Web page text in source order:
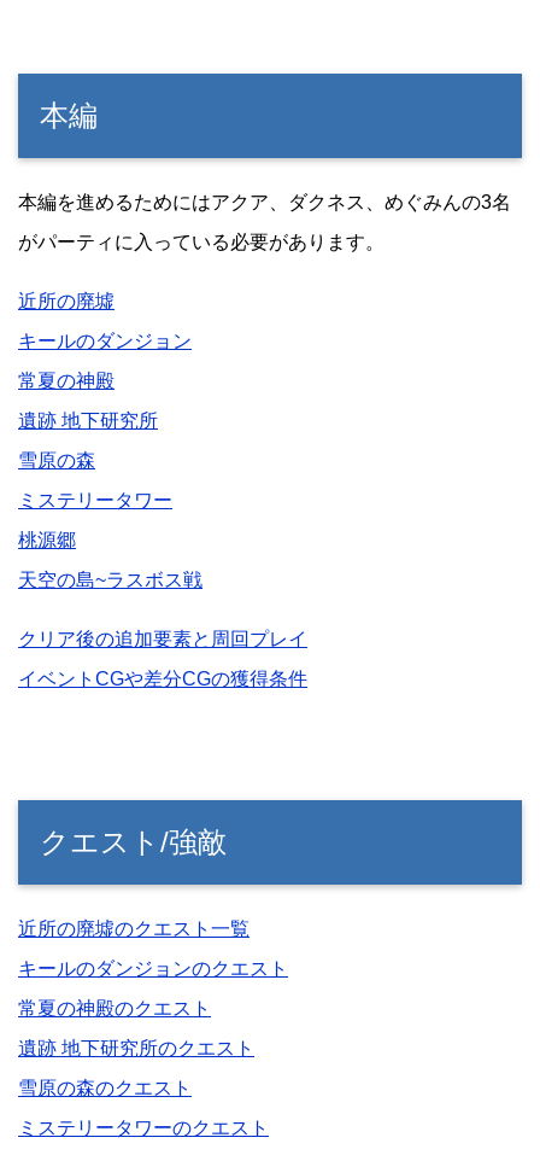
本編
本編を進めるためにはアクア、ダクネス、めぐみんの3名
がパーティに入っている必要があります。
近所の廃墟
キールのダンジョン
常夏の神殿
遺跡 地下研究所
雪原の森
ミステリータワー
桃源郷
天空の島~ラスボス戦
クリア後の追加要素と周回プレイ
イベントCGや差分CGの獲得条件
クエスト/強敵
近所の廃墟のクエスト一覧
キールのダンジョンのクエスト
常夏の神殿のクエスト
遺跡 地下研究所のクエスト
雪原の森のクエスト
ミステリータワーのクエスト